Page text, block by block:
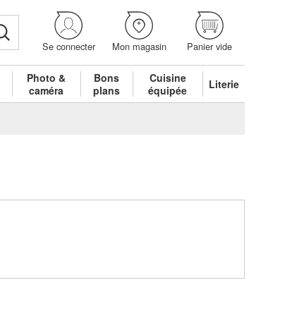
Se connecter Mon magasin Panier vide
Photo &
caméra
Bons
plans
Cuisine
équipée
Literie